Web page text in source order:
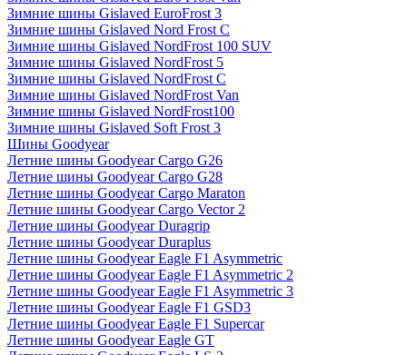
Зимние шины Gislaved EuroFrost 3
Зимние шины Gislaved Nord Frost C
Зимние шины Gislaved NordFrost 100 SUV
Зимние шины Gislaved NordFrost 5
Зимние шины Gislaved NordFrost C
Зимние шины Gislaved NordFrost Van
Зимние шины Gislaved NordFrost100
Зимние шины Gislaved Soft Frost 3
Шины Goodyear
Летние шины Goodyear Cargo G26
Летние шины Goodyear Cargo G28
Летние шины Goodyear Cargo Maraton
Летние шины Goodyear Cargo Vector 2
Летние шины Goodyear Duragrip
Летние шины Goodyear Duraplus
Летние шины Goodyear Eagle F1 Asymmetric
Летние шины Goodyear Eagle F1 Asymmetric 2
Летние шины Goodyear Eagle F1 Asymmetric 3
Летние шины Goodyear Eagle F1 GSD3
Летние шины Goodyear Eagle F1 Supercar
Летние шины Goodyear Eagle GT